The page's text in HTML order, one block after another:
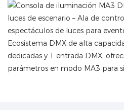
Ecosistema DMX de alta
dedicadas y 1 entrada DMX,
parámetros en modo MA3 para